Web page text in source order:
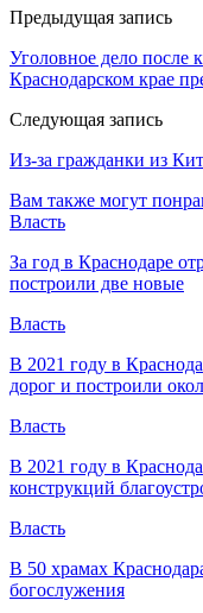
Предыдущая запись
Уголовное дело после
Краснодарском крае
Следующая запись
Из-за гражданки из
Вам также могут
Власть
За год в Краснодаре
построили две новые
Власть
В 2021 году в
дорог и построили
Власть
В 2021 году в
конструкций
Власть
В 50 храмах
богослужения